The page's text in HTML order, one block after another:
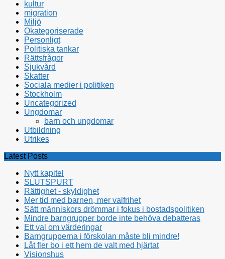
kultur
migration
Miljö
Okategoriserade
Personligt
Politiska tankar
Rättsfrågor
Sjukvård
Skatter
Sociala medier i politiken
Stockholm
Uncategorized
Ungdomar
barn och ungdomar
Utbildning
Utrikes
Latest Posts
Nytt kapitel
SLUTSPURT
Rättighet - skyldighet
Mer tid med barnen, mer valfrihet
Sätt människors drömmar i fokus i bostadspolitiken
Mindre barngrupper borde inte behöva debatteras
Ett val om värderingar
Barngrupperna i förskolan måste bli mindre!
Låt fler bo i ett hem de valt med hjärtat
Visionshus